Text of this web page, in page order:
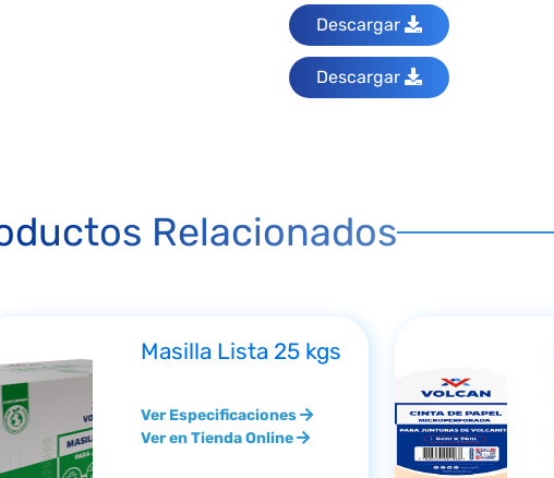
Descargar
Descargar
Relacionados
Masilla Lista 25 kgs
Ver Especificaciones
Ver en Tienda Online